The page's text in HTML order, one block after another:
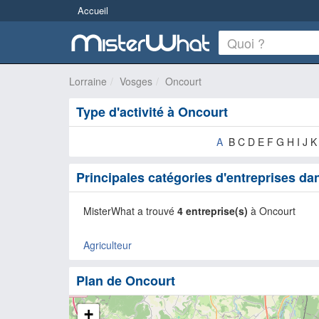
Accueil
Lorraine Vosges Oncourt
Type d'activité à Oncourt
A B C D E F G H I J
Principales catégories d'entreprises
MisterWhat a trouvé 4 entreprise(s) à Oncourt
Agriculteur
Plan de Oncourt
+